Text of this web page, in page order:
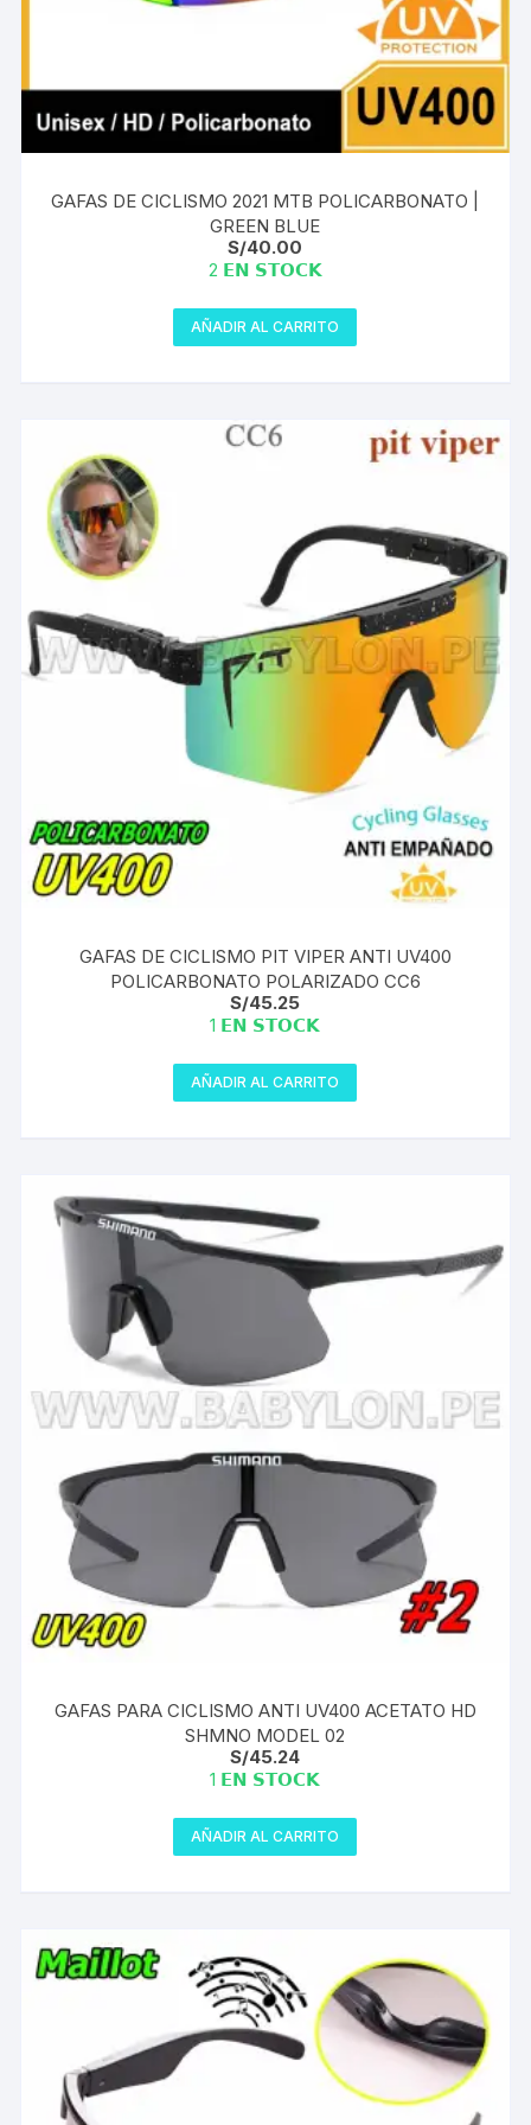
GAFAS DE CICLISMO 2021 MTB POLICARBONATO |
GREEN BLUE
S/40.00
2 𝗘𝗡 𝗦𝗧𝗢𝗖𝗞
AÑADIR AL CARRITO
GAFAS DE CICLISMO PIT VIPER ANTI UV400
POLICARBONATO POLARIZADO CC6
S/45.25
1 𝗘𝗡 𝗦𝗧𝗢𝗖𝗞
AÑADIR AL CARRITO
GAFAS PARA CICLISMO ANTI UV400 ACETATO HD
SHMNO MODEL 02
S/45.24
1 𝗘𝗡 𝗦𝗧𝗢𝗖𝗞
AÑADIR AL CARRITO